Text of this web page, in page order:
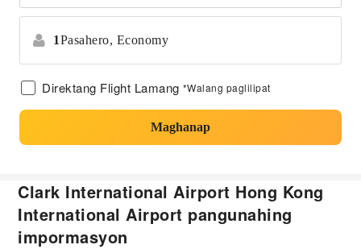
1Pasahero, Economy
Direktang Flight Lamang *Walang paglilipat
Maghanap
Clark International Airport Hong Kong
International Airport pangunahing
impormasyon